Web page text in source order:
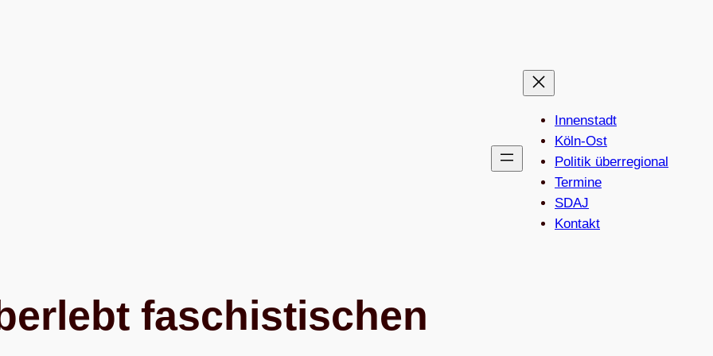
Innenstadt
Köln-Ost
Politik überregional
Termine
SDAJ
Kon­takt
faschis­ti­schen